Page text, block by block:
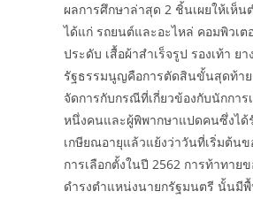
ผลการศึกษาล่าสุด 2 ชิ้นเผยให้เห็
ได้แก่ รถยนต์และอะไหล่ คอมพิวเ
ประดับ เสื้อผ้าสำเร็จรูป รองเท้า
รัฐธรรมนูญคือการตัดสินขั้นสุดท้าย
จัดการกับกรณีที่เกี่ยวข้องกับนักกา
หนึ่งคนและผู้พิพากษาแปดคนซึ่งไ
เกษียณอายุแล้วแย้งว่าวันที่เริ่มต้น
การเลือกตั้งในปี 2562 การท้าทา
ดำรงตำแหน่งนายกรัฐมนตรี นั้นมี